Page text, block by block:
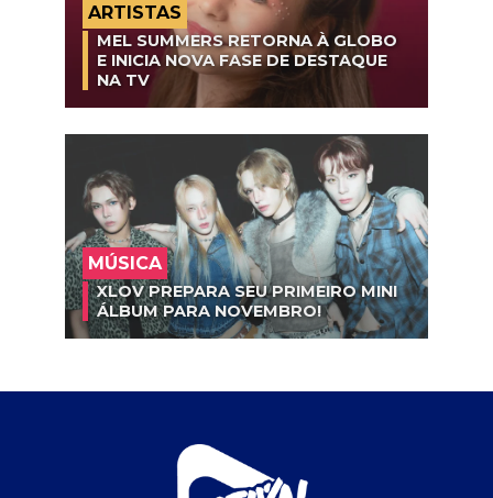
ARTISTAS
MEL SUMMERS RETORNA À GLOBO
E INICIA NOVA FASE DE DESTAQUE
NA TV
MÚSICA
XLOV PREPARA SEU PRIMEIRO MINI
ÁLBUM PARA NOVEMBRO!